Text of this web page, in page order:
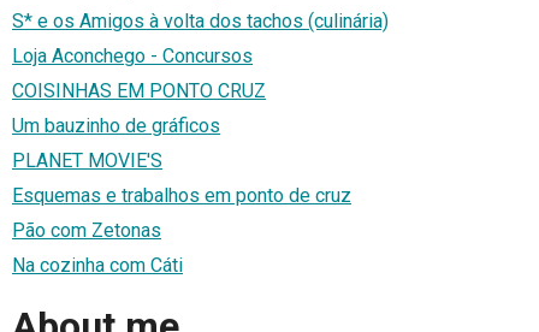
S* e os Amigos à volta dos tachos (culinária)
Loja Aconchego - Concursos
COISINHAS EM PONTO CRUZ
Um bauzinho de gráficos
PLANET MOVIE'S
Esquemas e trabalhos em ponto de cruz
Pão com Zetonas
Na cozinha com Cáti